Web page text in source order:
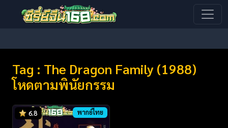
Tag : The Dragon Family (1988)
โหดตามพินัยกรรม
6.8 พากย์ไทย